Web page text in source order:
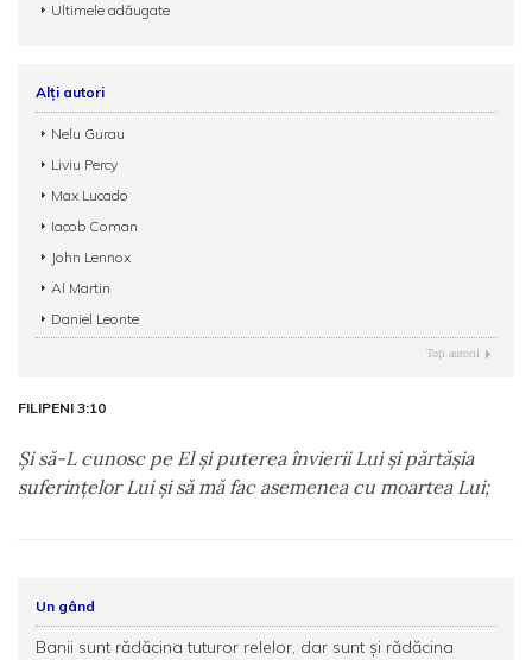
Ultimele adăugate
Alți autori
Nelu Gurau
Liviu Percy
Max Lucado
Iacob Coman
John Lennox
Al Martin
Daniel Leonte
Toţi autorii
FILIPENI 3:10
Şi să-L cunosc pe El şi puterea învierii Lui şi părtăşia
suferinţelor Lui şi să mă fac asemenea cu moartea Lui;
Un gând
Banii sunt rădăcina tuturor relelor, dar sunt şi rădăcina